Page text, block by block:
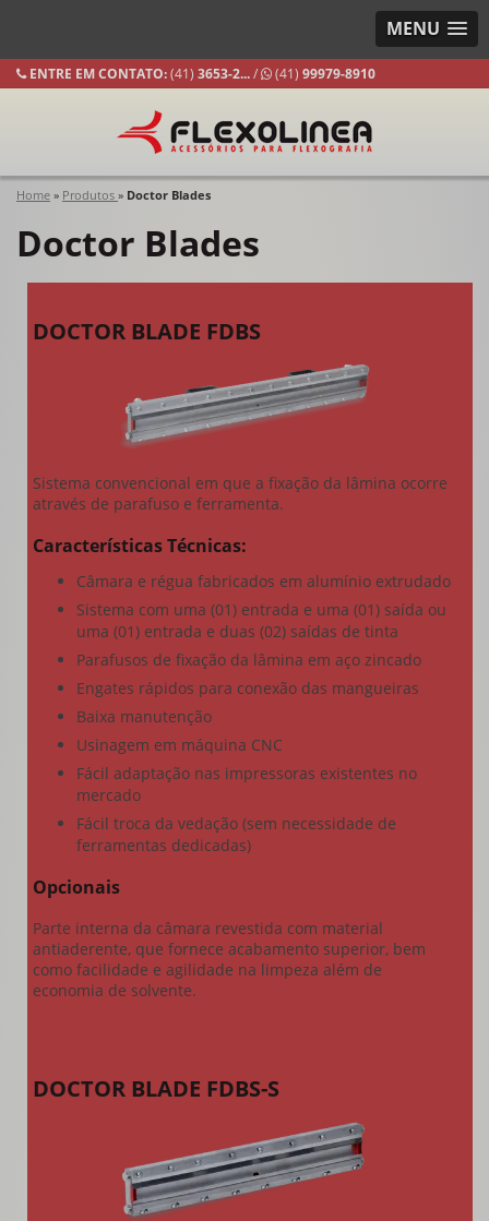
MENU
ENTRE EM CONTATO:(41) 3653-2.../ (41) 99979-8910
Home » Produtos » Doctor Blades
Doctor Blades
DOCTOR BLADE FDBS
Sistema convencional em que a fixação da lâmina ocorre
através de parafuso e ferramenta.
Características Técnicas:
Câmara e régua fabricados em alumínio extrudado
Sistema com uma (01) entrada e uma (01) saída ou
uma (01) entrada e duas (02) saídas de tinta
Parafusos de fixação da lâmina em aço zincado
Engates rápidos para conexão das mangueiras
Baixa manutenção
Usinagem em máquina CNC
Fácil adaptação nas impressoras existentes no
mercado
Fácil troca da vedação (sem necessidade de
ferramentas dedicadas)
Opcionais
Parte interna da câmara revestida com material
antiaderente, que fornece acabamento superior, bem
como facilidade e agilidade na limpeza além de
economia de solvente.
DOCTOR BLADE FDBS-S